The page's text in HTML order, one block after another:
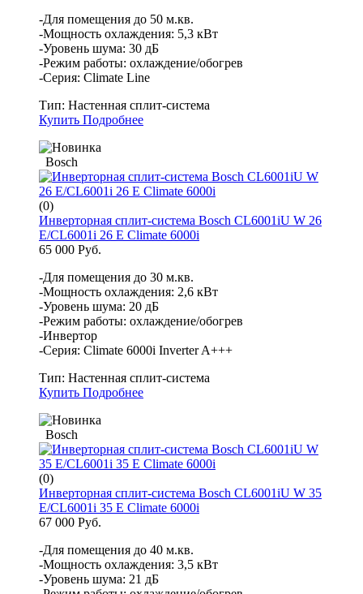
-Для помещения до 50 м.кв.
-Мощность охлаждения: 5,3 кВт
-Уровень шума: 30 дБ
-Режим работы: охлаждение/обогрев
-Серия: Climate Line
Тип: Настенная сплит-система
Купить Подробнее
Bosch
(0)
Инверторная сплит-система Bosch CL6001iU W 26
E/CL6001i 26 E Climate 6000i
65 000 Руб.
-Для помещения до 30 м.кв.
-Мощность охлаждения: 2,6 кВт
-Уровень шума: 20 дБ
-Режим работы: охлаждение/обогрев
-Инвертор
-Серия: Climate 6000i Inverter A+++
Тип: Настенная сплит-система
Купить Подробнее
Bosch
(0)
Инверторная сплит-система Bosch CL6001iU W 35
E/CL6001i 35 E Climate 6000i
67 000 Руб.
-Для помещения до 40 м.кв.
-Мощность охлаждения: 3,5 кВт
-Уровень шума: 21 дБ